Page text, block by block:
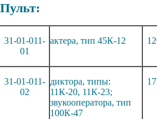
Пульт:
31-01-011-
01
актера, тип 45К-12 12
31-01-011-
02
диктора, типы:
11К-20, 11К-23;
звукооператора, тип
100К-47
17